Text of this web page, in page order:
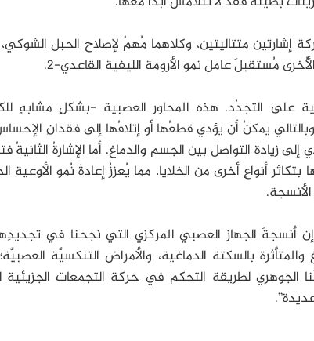
إشارتين متتاليتين، وكلاهما مُهمٌ لإصلاحِ الحبل
مُستقبلَ عامل نمو الأرومة الليفية القاعدي-2.
على التجدُد. هذه المحاور العصبية -بشكلٍ مشابهٍ
يمكنُ أن يؤدي قطعُها أو إتلافُها إلى فقدانِ
زيادة التواصل بين الجسم والدماغ. أما الإشارةُ الثانيةُ
أنواعٍِ أخرى من الخلايا، مما يُعززُ إعادةَ نُمو الأوعيةِ
أنسجةَ الجهاز العصبي المركزي التي نجحنا في
بالسكتة الدماغية، والأمراض التنكسيَّة
الجوهري لطريقة التحكم في حركة التجمعات الجزيئية